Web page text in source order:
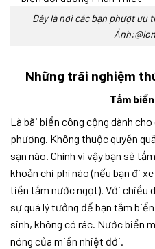
Đây là nơi các bạn phượt ưu
Những trãi nghiệm
Tắm
Là bãi biển công cộng dành
phương. Không thuộc quyền
sạn nào. Chính vì vậy bạn sẽ
khoản chi phí nào (nếu bạn đi
tiền tắm nước ngọt). Với chiều
sự quá lý tưởng để bạn tắm
sinh, không có rác. Nước biển
nóng của miền nhiệt đới.